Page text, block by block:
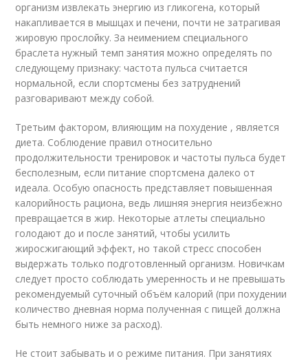
организм извлекать энергию из гликогена, который
накапливается в мышцах и печени, почти не затрагивая
жировую прослойку. За неимением специального
браслета нужный темп занятия можно определять по
следующему признаку: частота пульса считается
нормальной, если спортсмены без затруднений
разговаривают между собой.
Третьим фактором, влияющим на похудение , является
диета. Соблюдение правил относительно
продолжительности тренировок и частоты пульса будет
бесполезным, если питание спортсмена далеко от
идеала. Особую опасность представляет повышенная
калорийность рациона, ведь лишняя энергия неизбежно
превращается в жир. Некоторые атлеты специально
голодают до и после занятий, чтобы усилить
жиросжигающий эффект, но такой стресс способен
выдержать только подготовленный организм. Новичкам
следует просто соблюдать умеренность и не превышать
рекомендуемый суточный объём калорий (при похудении
количество дневная норма полученная с пищей должна
быть немного ниже за расход).
Не стоит забывать и о режиме питания. При занятиях